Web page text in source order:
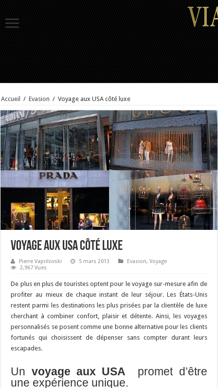
Accueil / Evasion / Voyage aux USA côté luxe
Voyage aux USA côté luxe
Pierre Vaprilovski 5 mars 2013 Evasion,Voyage
2,967 Vues
De plus en plus de touristes optent pour le voyage sur-mesure afin de
profiter au mieux de chaque instant de leur séjour. Les États-Unis
restent parmi les destinations les plus prisées par la clientèle de luxe
cherchant à combiner confort, plaisir et détente. Ainsi, les voyages
personnalisés se posent comme une bonne alternative pour les clients
fortunés qui choisissent de dépenser sans compter durant leurs
escapades.
Un voyage aux USA
promet d’être
une expérience unique.